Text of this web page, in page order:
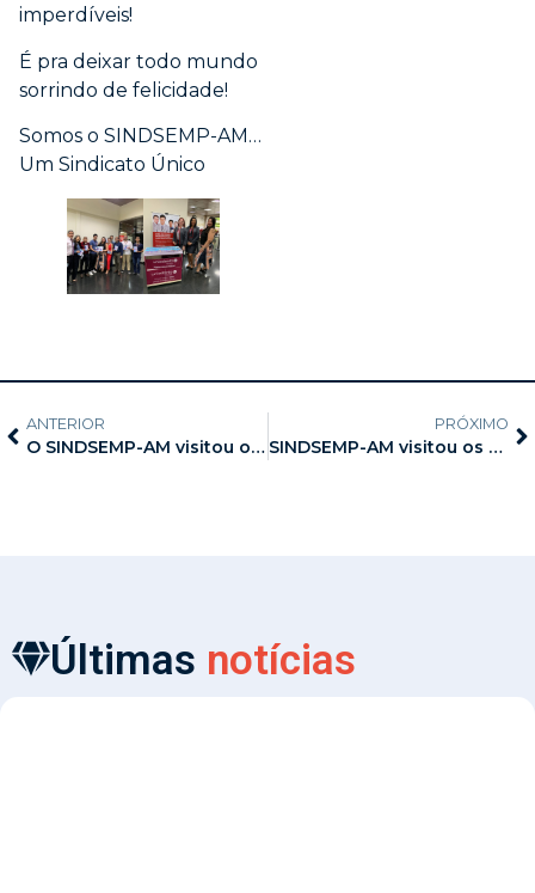
imperdíveis!
É pra deixar todo mundo
sorrindo de felicidade!
Somos o SINDSEMP-AM…
Um Sindicato Único
ANTERIOR
O SINDSEMP-AM visitou os filiados lotados na unidade Belo Horizonte
PRÓXIMO
SINDSEMP-AM visitou os filiados lotados na Unidade da Infância e Juventude
Últimas notícias